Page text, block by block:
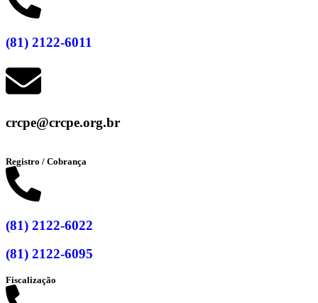
(81) 2122-6011
crcpe@crcpe.org.br
Registro / Cobrança
(81) 2122-6022
(81) 2122-6095
Fiscalização